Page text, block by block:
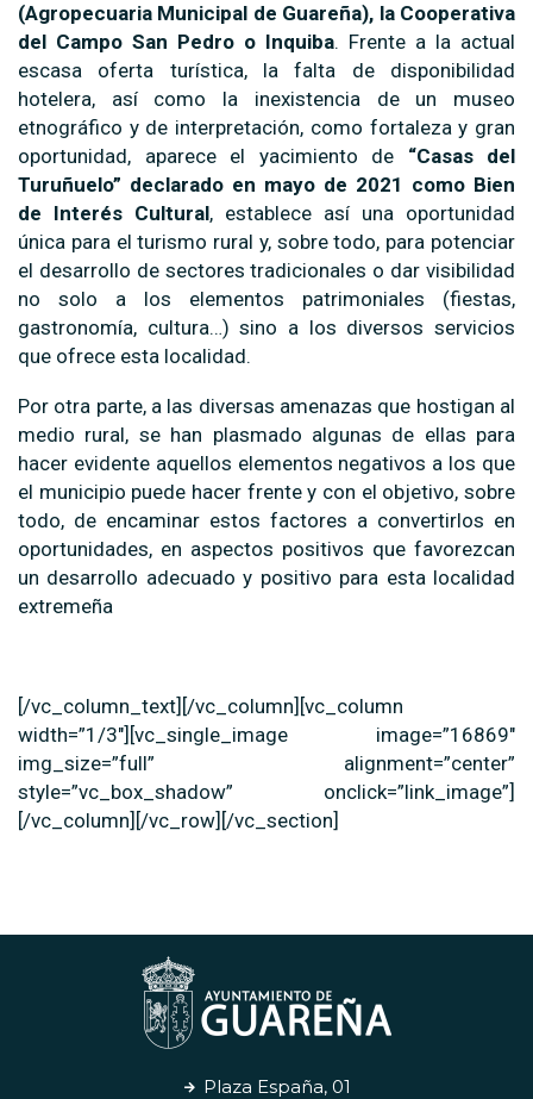
(Agropecuaria Municipal de Guareña), la Cooperativa
del Campo San Pedro o Inquiba. Frente a la actual
escasa oferta turística, la falta de disponibilidad
hotelera, así como la inexistencia de un museo
etnográfico y de interpretación, como fortaleza y gran
oportunidad, aparece el yacimiento de “Casas del
Turuñuelo” declarado en mayo de 2021 como Bien
de Interés Cultural, establece así una oportunidad
única para el turismo rural y, sobre todo, para potenciar
el desarrollo de sectores tradicionales o dar visibilidad
no solo a los elementos patrimoniales (fiestas,
gastronomía, cultura…) sino a los diversos servicios
que ofrece esta localidad.
Por otra parte, a las diversas amenazas que hostigan al
medio rural, se han plasmado algunas de ellas para
hacer evidente aquellos elementos negativos a los que
el municipio puede hacer frente y con el objetivo, sobre
todo, de encaminar estos factores a convertirlos en
oportunidades, en aspectos positivos que favorezcan
un desarrollo adecuado y positivo para esta localidad
extremeña
[/vc_column_text][/vc_column][vc_column
width=”1/3″][vc_single_image image=”16869″
img_size=”full” alignment=”center”
style=”vc_box_shadow” onclick=”link_image”]
[/vc_column][/vc_row][/vc_section]
Plaza España, 01